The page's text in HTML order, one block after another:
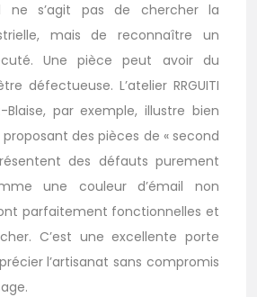
ne s’agit pas de chercher la
mais de reconnaître un
Une pièce peut avoir du
défectueuse. L’atelier RRGUITI
par exemple, illustre bien
des pièces de « second
des défauts purement
une couleur d’émail non
parfaitement fonctionnelles et
C’est une excellente porte
l’artisanat sans compromis